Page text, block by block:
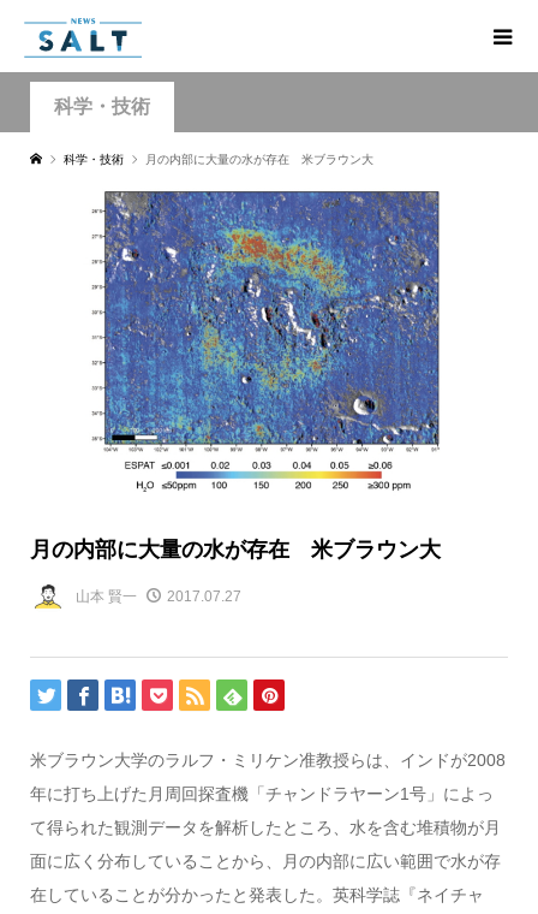
科学・技術
科学・技術 月の内部に大量の水が存在 米ブラウン大
月の内部に大量の水が存在 米ブラウン大
山本 賢一 2017.07.27
米ブラウン大学のラルフ・ミリケン准教授らは、インドが2008
年に打ち上げた月周回探査機「チャンドラヤーン1号」によっ
て得られた観測データを解析したところ、水を含む堆積物が月
面に広く分布していることから、月の内部に広い範囲で水が存
在していることが分かったと発表した。英科学誌『ネイチャ